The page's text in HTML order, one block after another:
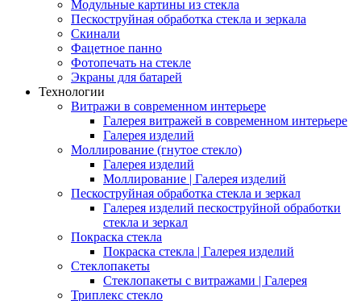
Модульные картины из стекла
Пескоструйная обработка стекла и зеркала
Скинали
Фацетное панно
Фотопечать на стекле
Экраны для батарей
Технологии
Витражи в современном интерьере
Галерея витражей в современном интерьере
Галерея изделий
Моллирование (гнутое стекло)
Галерея изделий
Моллирование | Галерея изделий
Пескоструйная обработка стекла и зеркал
Галерея изделий пескоструйной обработки
стекла и зеркал
Покраска стекла
Покраска стекла | Галерея изделий
Стеклопакеты
Стеклопакеты с витражами | Галерея
Триплекс стекло